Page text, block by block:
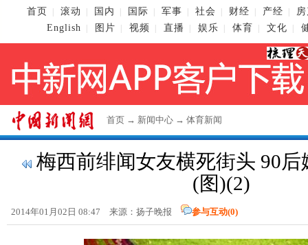
首页 滚动 国内 国际 军事 社会 财经 产经
English
图片 视频 直播 娱乐 体育 文化
首页 → 新闻中心 → 体育新闻
梅西前绯闻女友横死街头 90
(图)(2)
2014年01月02日 08:47 来源：扬子晚报 参与互动(0)